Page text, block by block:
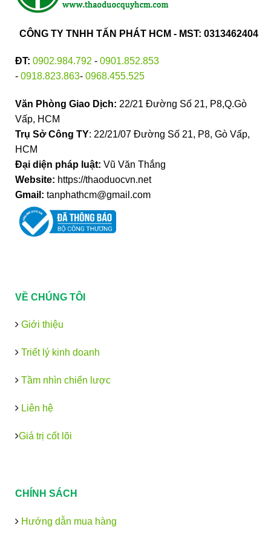
CÔNG TY TNHH TẤN PHÁT HCM - MST: 0313462404
ĐT: 0902.984.792 - 0901.852.853
- 0918.823.863- 0968.455.525
Văn Phòng Giao Dịch: 22/21 Đường Số 21, P8,Q.Gò
Vấp, HCM
Trụ Sở Công TY: 22/21/07 Đường Số 21, P8, Gò Vấp,
HCM
Đại diện pháp luật: Vũ Văn Thắng
Website: https://thaoduocvn.net
Gmail: tanphathcm@gmail.com
VỀ CHÚNG TÔI
Giới thiệu
Triết lý kinh doanh
Tầm nhìn chiến lược
Liên hệ
Giá trị cốt lõi
CHÍNH SÁCH
Hướng dẫn mua hàng